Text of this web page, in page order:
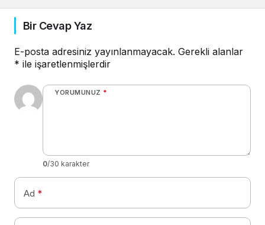
Bir Cevap Yaz
E-posta adresiniz yayınlanmayacak. Gerekli alanlar
* ile işaretlenmişlerdir
YORUMUNUZ *
0/30 karakter
Ad *